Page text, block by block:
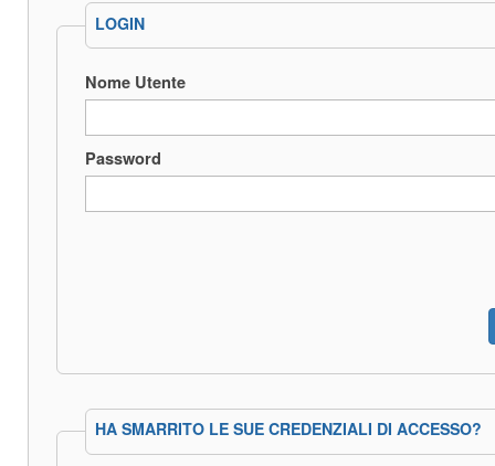
LOGIN
Nome Utente
Password
HA SMARRITO LE SUE CREDENZIALI DI ACCESSO?